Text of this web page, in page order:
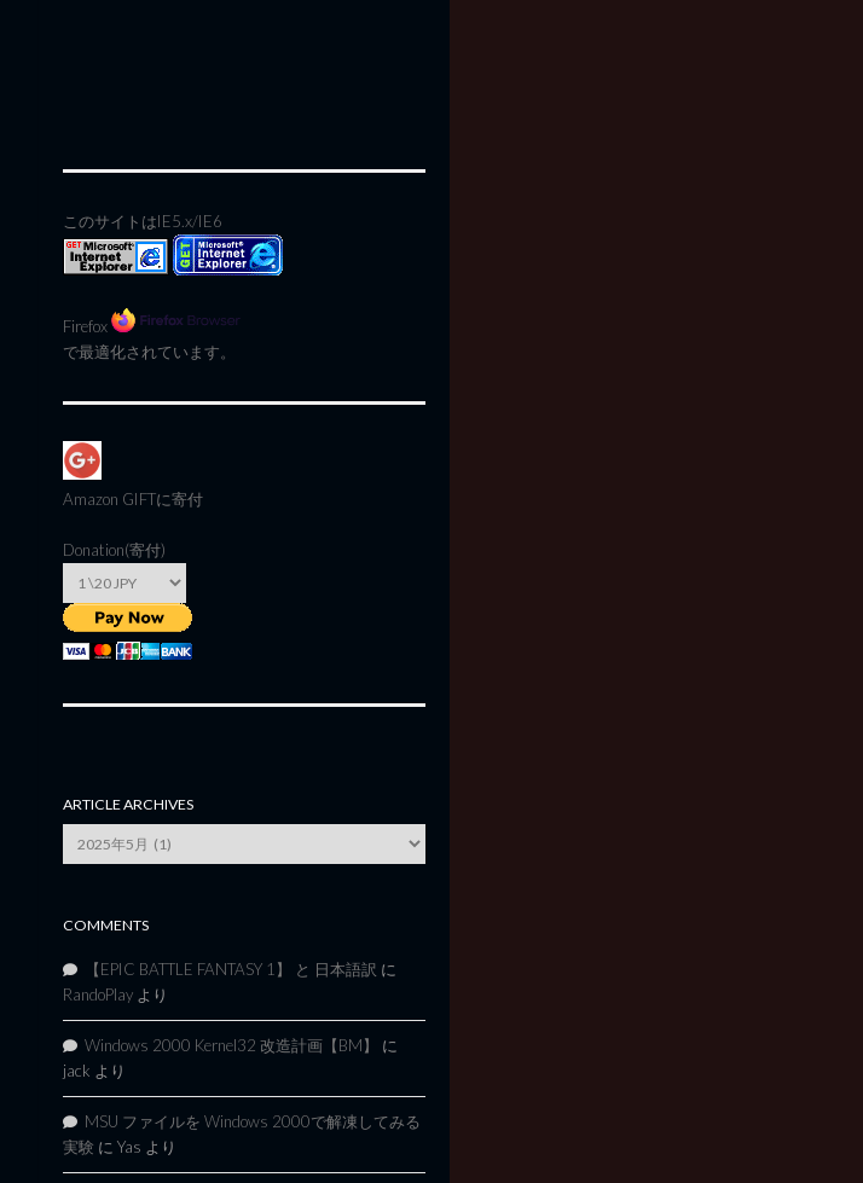
このサイトはIE5.x/IE6
Firefox
で最適化されています。
Amazon GIFTに寄付
Donation(寄付)
ARTICLE ARCHIVES
Archives
COMMENTS
【EPIC BATTLE FANTASY 1】 と 日本語訳 に
RandoPlay より
Windows 2000 Kernel32 改造計画【BM】
に
jack より
MSU ファイルを Windows 2000で解凍してみる
実験 に Yas より